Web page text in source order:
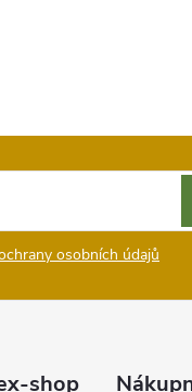
osobních údajů
shop